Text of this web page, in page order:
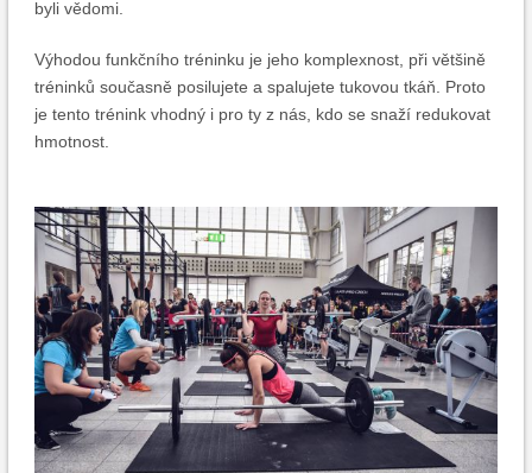
byli vědomi.
Výhodou funkčního tréninku je jeho komplexnost, při většině
tréninků současně posilujete a spalujete tukovou tkáň. Proto
je tento trénink vhodný i pro ty z nás, kdo se snaží redukovat
hmotnost.